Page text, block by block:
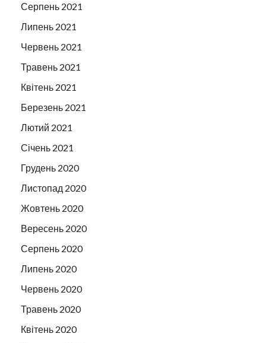
Серпень 2021
Липень 2021
Червень 2021
Травень 2021
Квітень 2021
Березень 2021
Лютий 2021
Січень 2021
Грудень 2020
Листопад 2020
Жовтень 2020
Вересень 2020
Серпень 2020
Липень 2020
Червень 2020
Травень 2020
Квітень 2020